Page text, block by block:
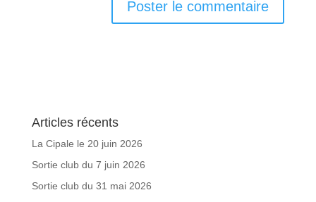
Articles récents
La Cipale le 20 juin 2026
Sortie club du 7 juin 2026
Sortie club du 31 mai 2026